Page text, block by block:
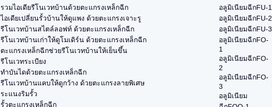
รวมไอเดียรีโนเวทบ้านด้วยตะแกรงเหล็กฉีก
ไอเดียเปลี่ยนรั้วบ้านให้ดูแพง ด้วยตะแกรงเจาะรู
รีโนเวทบ้านสไตล์ลอฟท์ ด้วยตะแกรงเหล็กฉีก
รีโนเวทบ้านเก่าให้ดูโมเดิร์น ด้วยตะแกรงเหล็กฉีก
ตะแกรงเหล็กฉีกช่วยรีโนเวทบ้านให้เย็นขึ้น
รีโนเวทระเบียง
ทำบันไดด้วยตะแกรงเหล็กฉีก
รีโนเวทบ้านแคบให้ดูกว้าง ด้วยตะแกรงลายพิเศษ
ระแนงริมรั้ว
รั้วตะแกรงเหล็กฉีก
อลูมิเนียมฉีกFU-1
อลูมิเนียมฉีกFU-2
อลูมิเนียมฉีกFU-3
อลูมิเนียมฉีกFO-
1
อลูมิเนียมฉีกFO-
2
อลูมิเนียมฉีกFO-
3
อลูมิเนียม